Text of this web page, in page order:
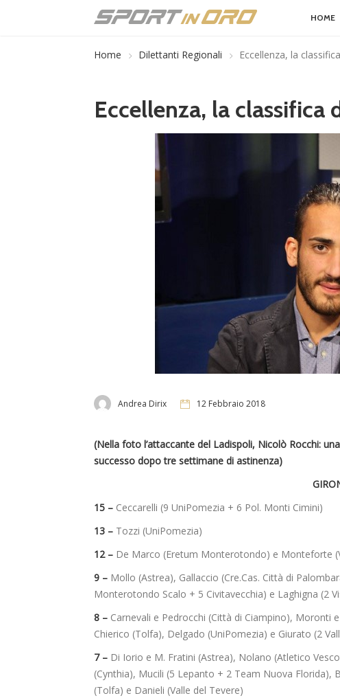
HOME
Home Dilettanti Regionali Eccellenza, la
Eccellenza, la classifica
Andrea Dirix 12 Febbraio 2018
(Nella foto l’attaccante del Ladispoli, Nicolò Rocchi:
successo dopo tre settimane di astinenza)
15 – Ceccarelli (9 UniPomezia + 6 Pol. Monti Cimini)
13 – Tozzi (UniPomezia)
12 – De Marco (Eretum Monterotondo) e Monteforte
9 – Mollo (Astrea), Gallaccio (Cre.Cas. Città di
Monterotondo Scalo + 5 Civitavecchia) e Laghigna (2
8 – Carnevali e Pedrocchi (Città di Ciampino), Moronti
Chierico (Tolfa), Delgado (UniPomezia) e Giurato (2
7 – Di Iorio e M. Fratini (Astrea), Nolano (Atletico
(Cynthia), Mucili (5 Lepanto + 2 Team Nuova Florida),
(Tolfa) e Danieli (Valle del Tevere)